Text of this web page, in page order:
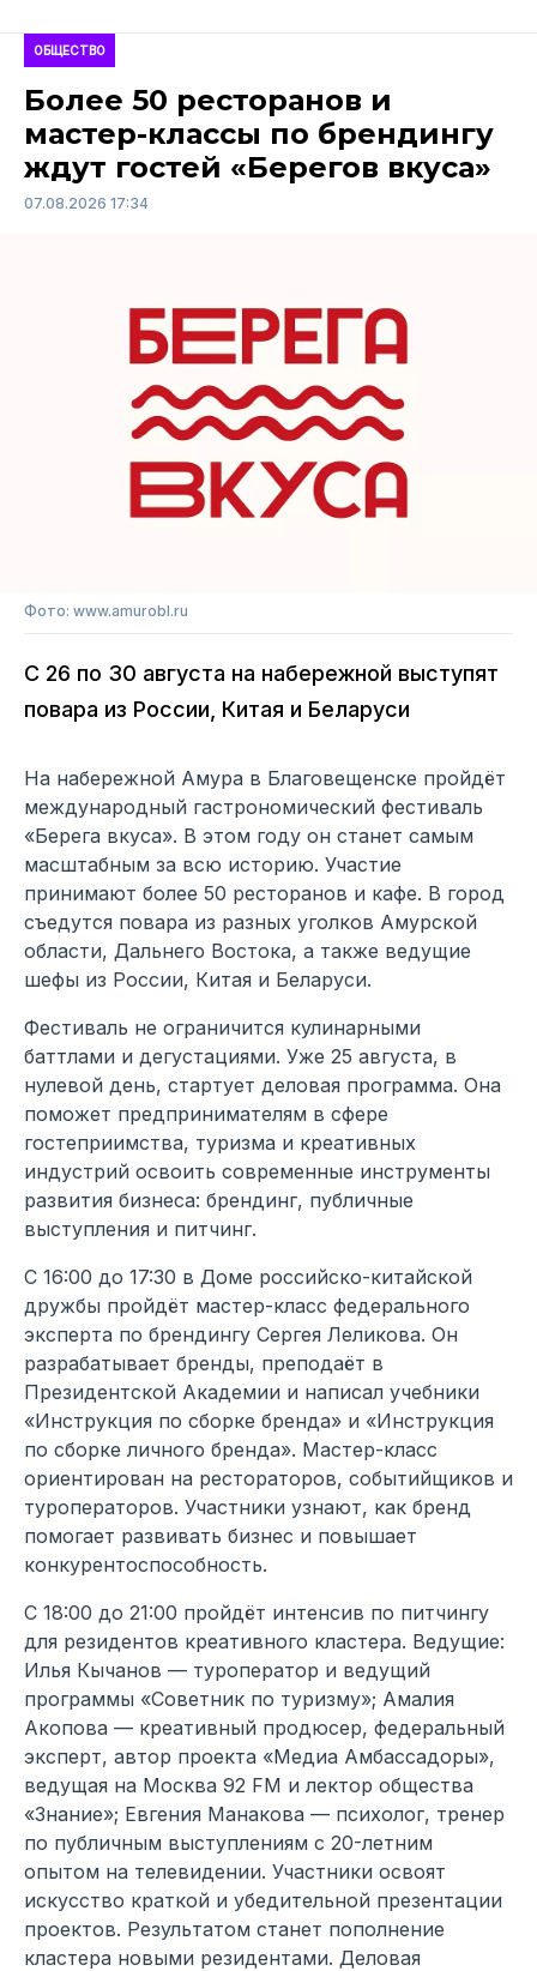
ОБЩЕСТВО
Более 50 ресторанов и
мастер-классы по брендингу
ждут гостей «Берегов вкуса»
07.08.2026 17:34
Фото: www.amurobl.ru
С 26 по 30 августа на набережной выступят
повара из России, Китая и Беларуси
На набережной Амура в Благовещенске пройдёт
международный гастрономический фестиваль
«Берега вкуса». В этом году он станет самым
масштабным за всю историю. Участие
принимают более 50 ресторанов и кафе. В город
съедутся повара из разных уголков Амурской
области, Дальнего Востока, а также ведущие
шефы из России, Китая и Беларуси.
Фестиваль не ограничится кулинарными
баттлами и дегустациями. Уже 25 августа, в
нулевой день, стартует деловая программа. Она
поможет предпринимателям в сфере
гостеприимства, туризма и креативных
индустрий освоить современные инструменты
развития бизнеса: брендинг, публичные
выступления и питчинг.
С 16:00 до 17:30 в Доме российско-китайской
дружбы пройдёт мастер-класс федерального
эксперта по брендингу Сергея Леликова. Он
разрабатывает бренды, преподаёт в
Президентской Академии и написал учебники
«Инструкция по сборке бренда» и «Инструкция
по сборке личного бренда». Мастер-класс
ориентирован на рестораторов, событийщиков и
туроператоров. Участники узнают, как бренд
помогает развивать бизнес и повышает
конкурентоспособность.
С 18:00 до 21:00 пройдёт интенсив по питчингу
для резидентов креативного кластера. Ведущие:
Илья Кычанов — туроператор и ведущий
программы «Советник по туризму»; Амалия
Акопова — креативный продюсер, федеральный
эксперт, автор проекта «Медиа Амбассадоры»,
ведущая на Москва 92 FM и лектор общества
«Знание»; Евгения Манакова — психолог, тренер
по публичным выступлениям с 20-летним
опытом на телевидении. Участники освоят
искусство краткой и убедительной презентации
проектов. Результатом станет пополнение
кластера новыми резидентами. Деловая